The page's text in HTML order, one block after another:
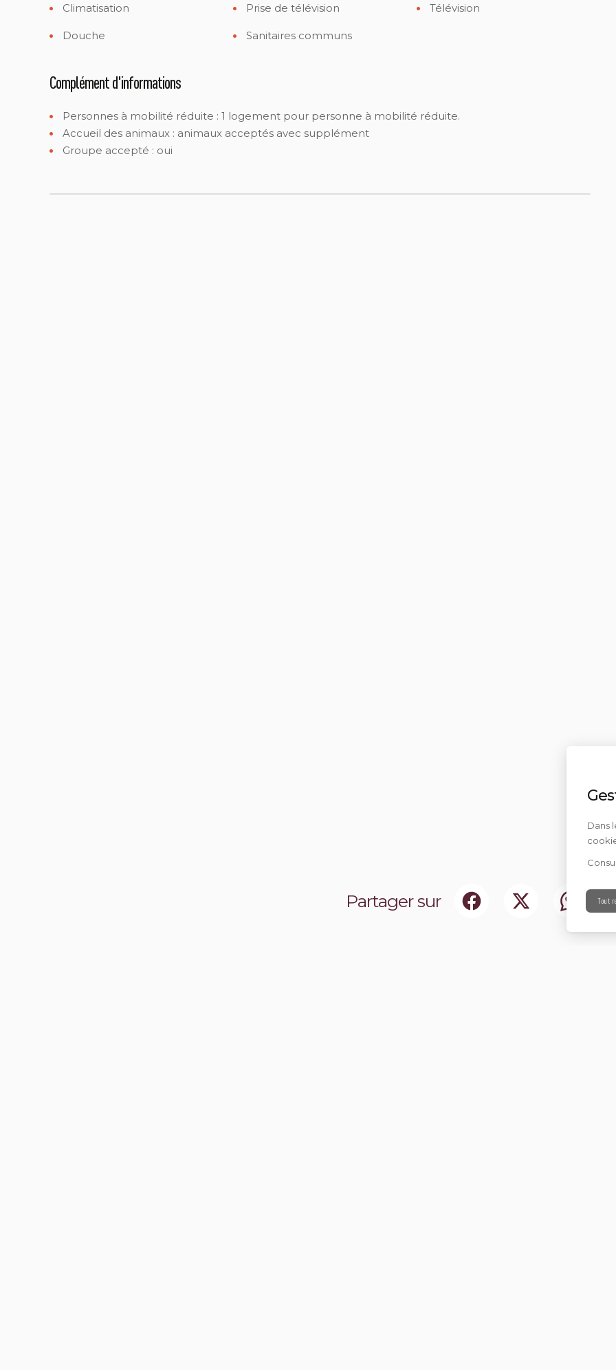
Climatisation Prise de télévision Télévision
Douche Sanitaires communs
Complément d'informations
Personnes à mobilité réduite : 1 logement pour personne à mobilité réduite.
Accueil des animaux : animaux acceptés avec supplément
Groupe accepté : oui
Partager sur
Dans
Tout